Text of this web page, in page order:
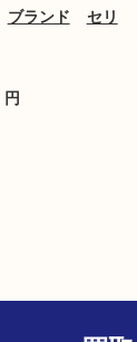
ブランド
セリ
円